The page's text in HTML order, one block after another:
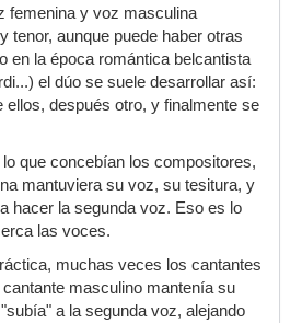
femenina y voz masculina
tenor, aunque puede haber otras
en la época romántica belcantista
el dúo se suele desarrollar así:
ellos, después otro, y finalmente se
lo que concebían los compositores,
mantuviera su voz, su tesitura, y
hacer la segunda voz. Eso es lo
las voces.
muchas veces los cantantes
masculino mantenía su
a la segunda voz, alejando